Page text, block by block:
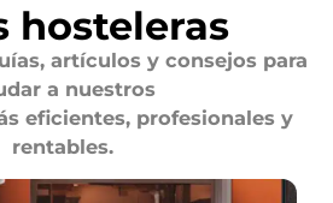
hosteleras
artículos y consejos para
a nuestros
eficientes, profesionales y
rentables.